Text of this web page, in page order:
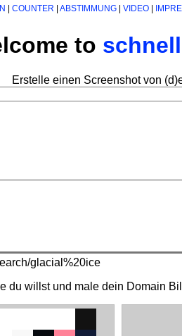
COUNTER ABSTIMMUNG VIDEO
to
Erstelle einen Screenshot von
glacial%20ice
du willst und male dein Domain